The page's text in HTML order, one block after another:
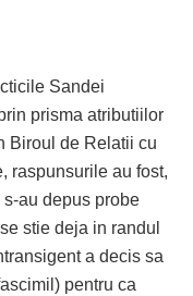
Sandei
prisma atributiilor
Biroul de Relatii cu
raspunsurile au fost,
au depus probe
stie deja in randul
a decis sa
pentru ca